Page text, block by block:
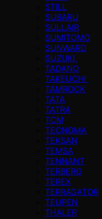
STILL
SUBARU
SULLAIR
SUMITOMO
SUNWARD
SUZUKI
TADANO
TAKEUCHI
TAMROCK
TATA
TATRA
TCM
TECNOMA
TEKSAN
TEMSA
TENNANT
TERBERG
TEREX
TERRAGATOR
TEUPEN
THALER